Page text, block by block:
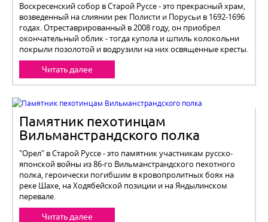
Воскресенский собор в Старой Руссе - это прекрасный храм,
возведенный на слиянии рек Полисти и Порусьи в 1692-1696
годах. Отреставрированный в 2008 году, он приобрел
окончательный облик - тогда купола и шпиль колокольни
покрыли позолотой и водрузили на них освященные кресты.
Читать далее
Памятник пехотинцам
Вильманстрандского полка
"Орел" в Старой Руссе - это памятник участникам русско-
японской войны из 86-го Вильманстрандского пехотного
полка, героически погибшим в кровопролитных боях на
реке Шахе, на Ходябейской позиции и на Яндылинском
перевале.
Читать далее